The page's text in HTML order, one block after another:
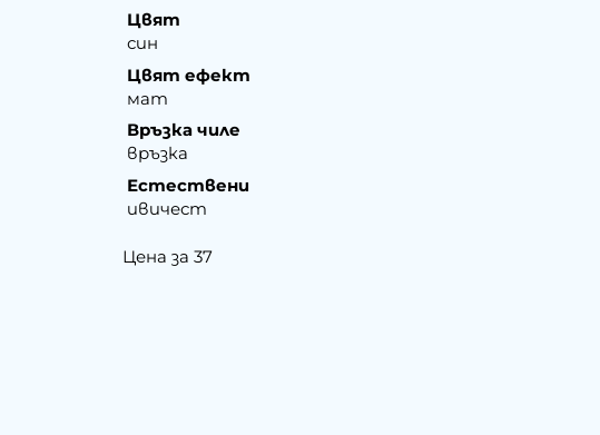
Цвят
син
Цвят ефект
мат
Връзка чиле
връзка
Естествени
ивичест
Цена за 37